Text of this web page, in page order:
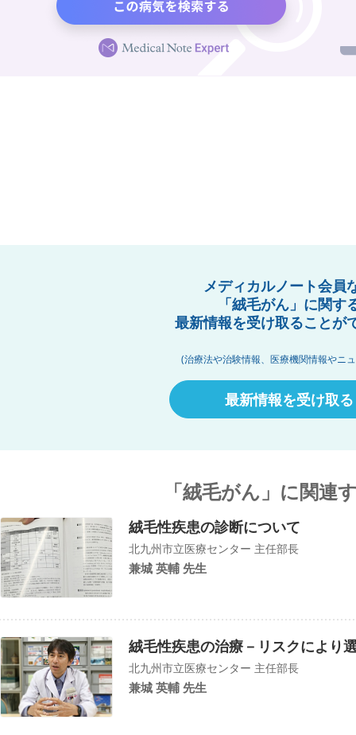
メディカルノート会員
「絨毛がん」に関す
最新情報を受け取ることが
(治療法や治験情報、医療機関情報やニ
最新情報を受け取る
「絨毛がん」に関連
絨毛性疾患の診断について
北九州市立医療センター 主任部長
兼城 英輔 先生
絨毛性疾患の治療－リスクにより
北九州市立医療センター 主任部長
兼城 英輔 先生